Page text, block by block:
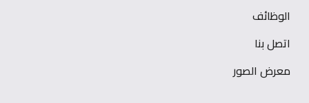
الوظائف
اتصل بنا
معرض الصور